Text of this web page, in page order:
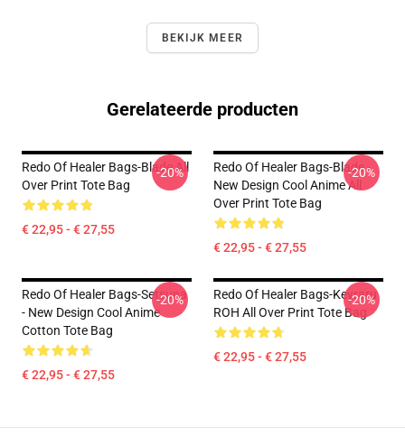
BEKIJK MEER
Gerelateerde producten
Redo Of Healer Bags-Blade All
Over Print Tote Bag
€ 22,95 - € 27,55
-20%
Redo Of Healer Bags-Blade -
New Design Cool Anime All
Over Print Tote Bag
€ 22,95 - € 27,55
-20%
Redo Of Healer Bags-Setsuna
- New Design Cool Anime
Cotton Tote Bag
€ 22,95 - € 27,55
-20%
Redo Of Healer Bags-Keyraru
ROH All Over Print Tote Bag
€ 22,95 - € 27,55
-20%